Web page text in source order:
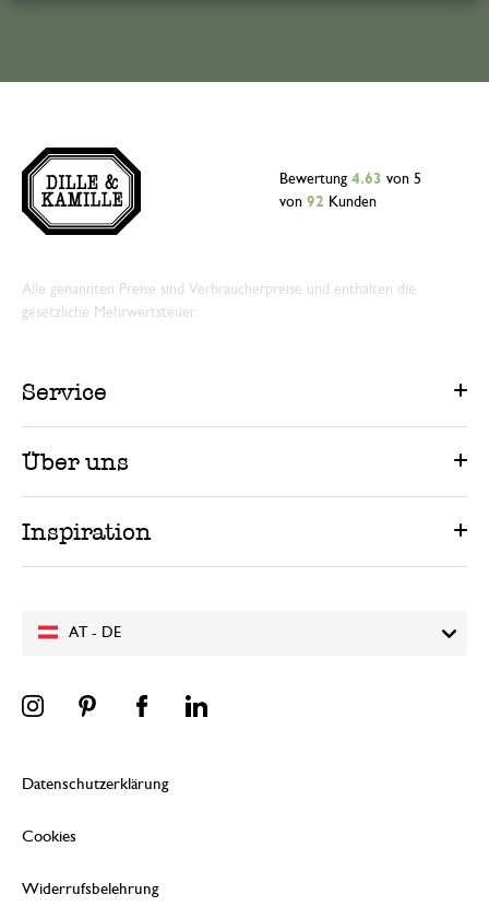
AT - DE
Bewertung 4.63 von 5
von 92 Kunden
Alle genannten Preise sind Verbraucherpreise und enthalten die
gesetzliche Mehrwertsteuer.
Service
Über uns
Inspiration
Datenschutzerklärung
Cookies
Widerrufsbelehrung